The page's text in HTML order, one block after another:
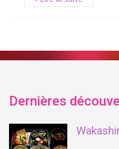
Dernières